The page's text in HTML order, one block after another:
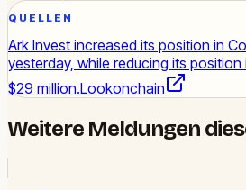
QUELLEN
Ark Invest increased its position in
yesterday, while reducing its
$29 million.Lookonchain
Weitere Meldungen